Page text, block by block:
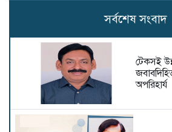
সর্বশেষ সংবাদ
টেকসই
অপরিহার্য